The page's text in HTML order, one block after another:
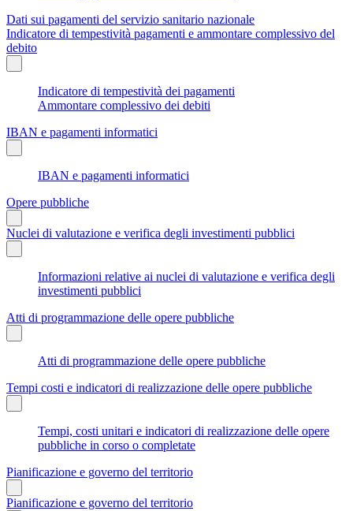
Dati sui pagamenti del servizio sanitario nazionale
Indicatore di tempestività pagamenti e ammontare complessivo del
debito
Indicatore di tempestività dei pagamenti
Ammontare complessivo dei debiti
IBAN e pagamenti informatici
IBAN e pagamenti informatici
Opere pubbliche
Nuclei di valutazione e verifica degli investimenti pubblici
Informazioni relative ai nuclei di valutazione e verifica degli
investimenti pubblici
Atti di programmazione delle opere pubbliche
Atti di programmazione delle opere pubbliche
Tempi costi e indicatori di realizzazione delle opere pubbliche
Tempi, costi unitari e indicatori di realizzazione delle opere
pubbliche in corso o completate
Pianificazione e governo del territorio
Pianificazione e governo del territorio